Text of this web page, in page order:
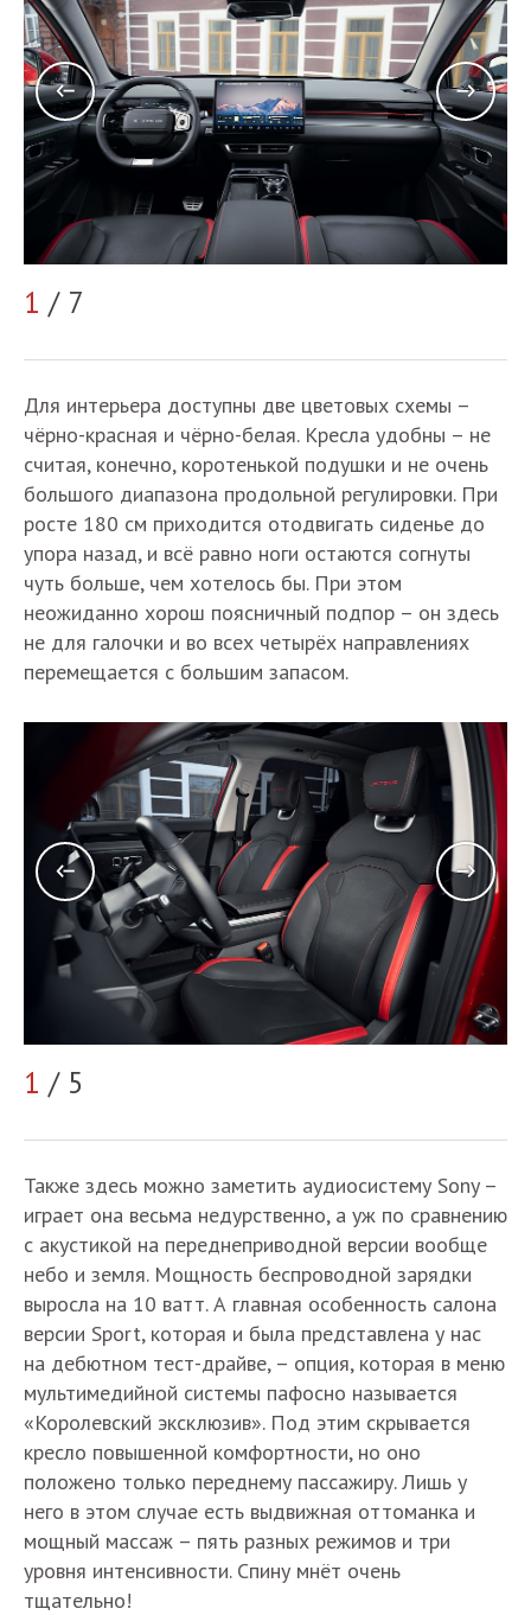
1 / 7
Для интерьера доступны две цветовых схемы –
чёрно-красная и чёрно-белая. Кресла удобны – не
считая, конечно, коротенькой подушки и не очень
большого диапазона продольной регулировки. При
росте 180 см приходится отодвигать сиденье до
упора назад, и всё равно ноги остаются согнуты
чуть больше, чем хотелось бы. При этом
неожиданно хорош поясничный подпор – он здесь
не для галочки и во всех четырёх направлениях
перемещается с большим запасом.
1 / 5
Также здесь можно заметить аудиосистему Sony –
играет она весьма недурственно, а уж по сравнению
с акустикой на переднеприводной версии вообще
небо и земля. Мощность беспроводной зарядки
выросла на 10 ватт. А главная особенность салона
версии Sport, которая и была представлена у нас
на дебютном тест-драйве, – опция, которая в меню
мультимедийной системы пафосно называется
«Королевский эксклюзив». Под этим скрывается
кресло повышенной комфортности, но оно
положено только переднему пассажиру. Лишь у
него в этом случае есть выдвижная оттоманка и
мощный массаж – пять разных режимов и три
уровня интенсивности. Спину мнёт очень
тщательно!